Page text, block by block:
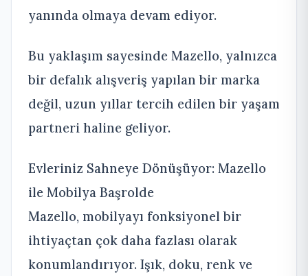
yanında olmaya devam ediyor.
Bu yaklaşım sayesinde Mazello, yalnızca
bir defalık alışveriş yapılan bir marka
değil, uzun yıllar tercih edilen bir yaşam
partneri haline geliyor.
Evleriniz Sahneye Dönüşüyor: Mazello
ile Mobilya Başrolde
Mazello, mobilyayı fonksiyonel bir
ihtiyaçtan çok daha fazlası olarak
konumlandırıyor. Işık, doku, renk ve